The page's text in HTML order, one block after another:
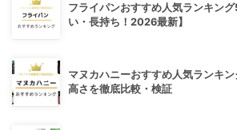
フライパンおすすめ人気ランキン
い・長持ち！2026最新】
マヌカハニーおすすめ人気ランキ
高さを徹底比較・検証